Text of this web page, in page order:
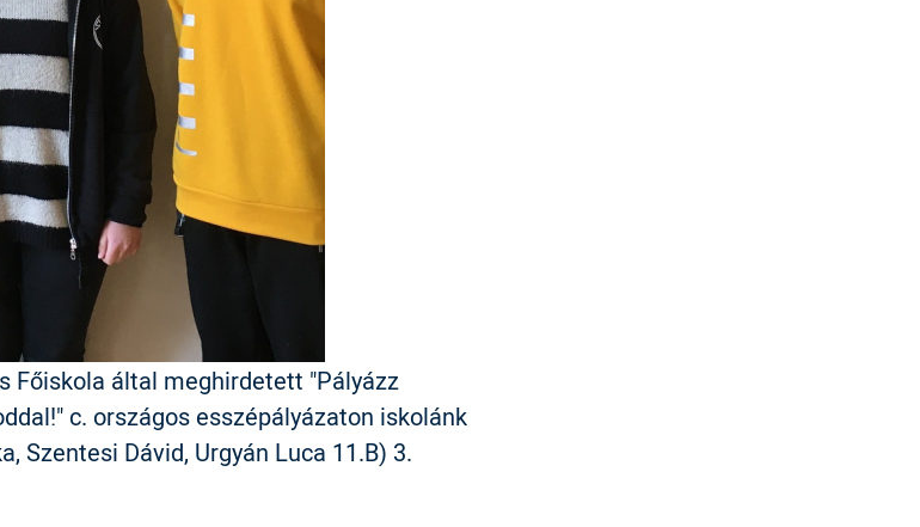
Főiskola által meghirdetett "Pályázz
c. országos esszépályázaton iskolánk
Szentesi Dávid, Urgyán Luca 11.B) 3.